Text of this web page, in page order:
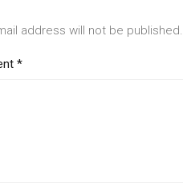
address will not be published.
*